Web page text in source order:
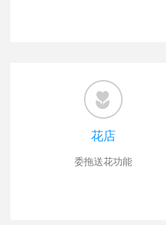
花店
委拖送花功能